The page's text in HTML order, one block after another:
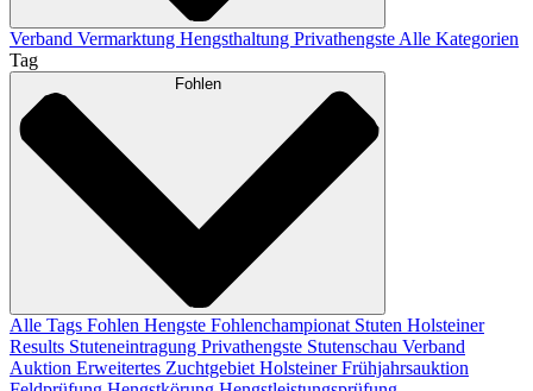
Verband Vermarktung Hengsthaltung PrivathengsteAlle Kategorien
Tag
Fohlen
Alle Tags Fohlen Hengste Fohlenchampionat Stuten Holsteiner
Results Stuteneintragung Privathengste Stutenschau Verband
Auktion Erweitertes Zuchtgebiet Holsteiner Frühjahrsauktion